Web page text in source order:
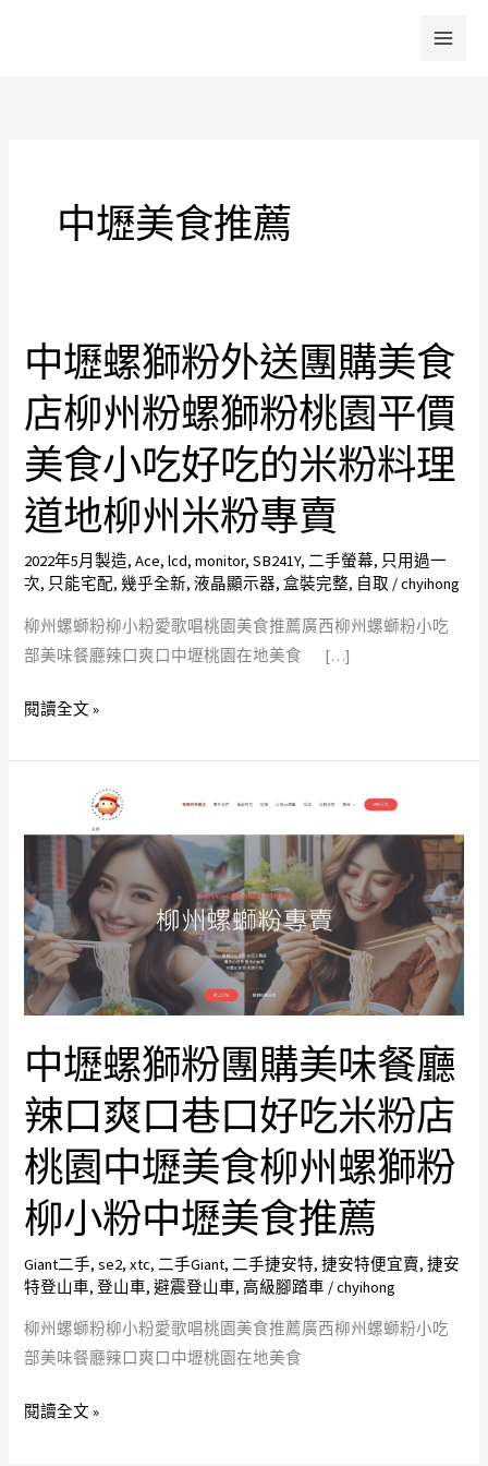
中壢美食推薦
中壢螺獅粉外送團購美食
店柳州粉螺獅粉桃園平價
美食小吃好吃的米粉料理
道地柳州米粉專賣
2022年5月製造,Ace,lcd,monitor,SB241Y,二手螢幕, 只用過一
次, 只能宅配,幾乎全新,液晶顯示器,盒裝完整, 自取 /chyihong
柳州螺螄粉柳小粉愛歌唱桃園美食推薦廣西柳州螺螄粉小吃
部美味餐廳辣口爽口中壢桃園在地美食 […]
中
螺
粉
外
送
團
購
美
食
柳
粉
桃
園
平
價
美
小
好
吃
的
米
粉
料
理
道
地
州
閱讀全文 »
中壢螺獅粉團購美味餐廳
辣口爽口巷口好吃米粉店
桃園中壢美食柳州螺獅粉
柳小粉中壢美食推薦
Giant二手,se2,xtc, 二手Giant, 二手捷安特,捷安特便宜賣,捷安
特登山車,登山車,避震登山車,高級腳踏車 /chyihong
柳州螺螄粉柳小粉愛歌唱桃園美食推薦廣西柳州螺螄粉小吃
部美味餐廳辣口爽口中壢桃園在地美食
獅
粉
團
購
美
餐
廳
辣
口
爽
口
巷
口
好
吃
米
店
閱讀全文 »